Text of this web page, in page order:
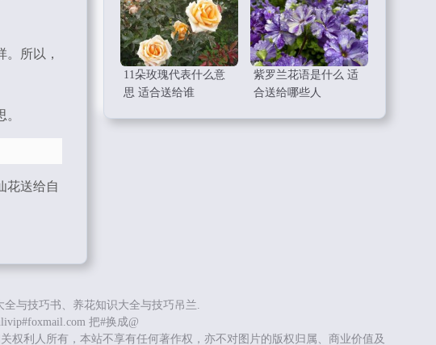
所以，
花送给自
11朵玫瑰代表什么意
思 适合送给谁
紫罗兰花语是什么 适
合送给哪些人
与技巧书、养花知识大全与技巧吊兰.
把#换成@
利人所有，本站不享有任何著作权，亦不对图片的版权归属、商业价值及